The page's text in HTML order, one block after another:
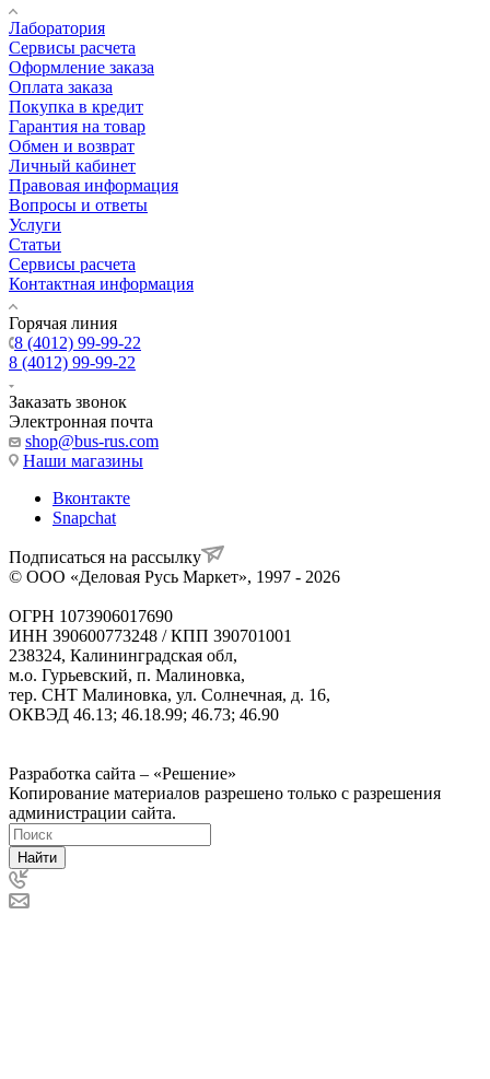
Лаборатория
Сервисы расчета
Оформление заказа
Оплата заказа
Покупка в кредит
Гарантия на товар
Обмен и возврат
Личный кабинет
Правовая информация
Вопросы и ответы
Услуги
Статьи
Сервисы расчета
Контактная информация
Горячая линия
8 (4012) 99-99-22
8 (4012) 99-99-22
Заказать звонок
Электронная почта
shop@bus-rus.com
Наши магазины
Вконтакте
Snapchat
Подписаться на рассылку
© ООО «Деловая Русь Маркет», 1997 - 2026
ОГРН 1073906017690
ИНН 390600773248 / КПП 390701001
238324, Калининградская обл,
м.о. Гурьевский, п. Малиновка,
тер. СНТ Малиновка, ул. Солнечная, д. 16,
ОКВЭД 46.13; 46.18.99; 46.73; 46.90
Разработка сайта – «Решение»
Копирование материалов разрешено только с разрешения
администрации сайта.
Найти